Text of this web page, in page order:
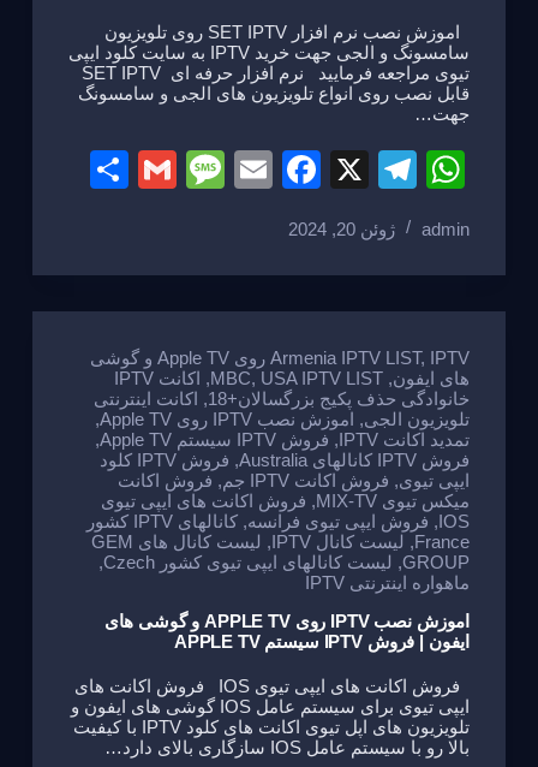
اموزش نصب نرم افزار SET IPTV روی تلویزیون
سامسونگ و الجی جهت خرید IPTV به سایت کلود ایپی
تیوی مراجعه فرمایید نرم افزار حرفه ای SET IPTV
قابل نصب روی انواع تلویزیون های الجی و سامسونگ
جهت…
W
at
s
A
p
p
T
e
gr
a
m
X
F
e
b
o
o
k
E
M
a
g
e
G
e
admin ژوئن 20, 2024
Armenia IPTV LIST,
IPTV روی Apple TV و گوشی
های ایفون,
MBC, USA IPTV LIST
,
اکانت IPTV
خانوادگی حذف پکیج بزرگسالان+18
, اکانت اینترنتی
تلویزیون الجی, اموزش نصب IPTV روی Apple TV
,
تمدید اکانت IPTV
, فروش IPTV سیستم Apple TV
,
فروش IPTV کانالهای Australia
,
فروش IPTV کلود
ایپی تیوی, فروش اکانت IPTV جم , فروش اکانت
میکس تیوی MIX-TV
, فروش اکانت های ایپی تیوی
IOS
, فروش ایپی تیوی فرانسه,
کانالهای IPTV کشور
France
, لیست کانال IPTV ,
لیست کانال های GEM
GROUP
, لیست کانالهای ایپی تیوی کشور Czech
,
ماهواره اینترنتی IPTV
اموزش نصب IPTV روی APPLE TV و گوشی های
ایفون | فروش IPTV سیستم APPLE TV
فروش اکانت های ایپی تیوی IOS فروش اکانت های
ایپی تیوی برای سیستم عامل IOS گوشی های ایفون و
تلویزیون های اپل تیوی اکانت های کلود IPTV با کیفیت
بالا رو با سیستم عامل IOS سازگاری بالای دارد…